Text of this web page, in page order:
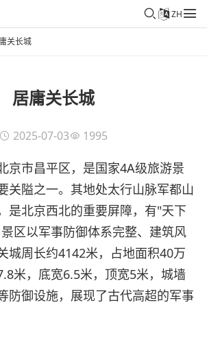
ZH
关长城
居庸关长城
2025-07-03 1995
京市昌平区，是国家4A级旅游景
关隘之一。其地处太行山脉军都山
是北京西北的重要屏障，有"天下
区以军事防御体系完整、建筑风
城周长约4142米，占地面积40万
米，底宽6.5米，顶宽5米，城墙
防御设施，展现了古代高超的军事